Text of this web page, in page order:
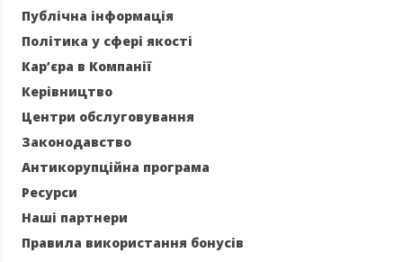
Публічна інформація
Політика у сфері якості
Кар’єра в Компанії
Керівництво
Центри обслуговування
Законодавство
Антикорупційна програма
Ресурси
Наші партнери
Правила використання бонусів